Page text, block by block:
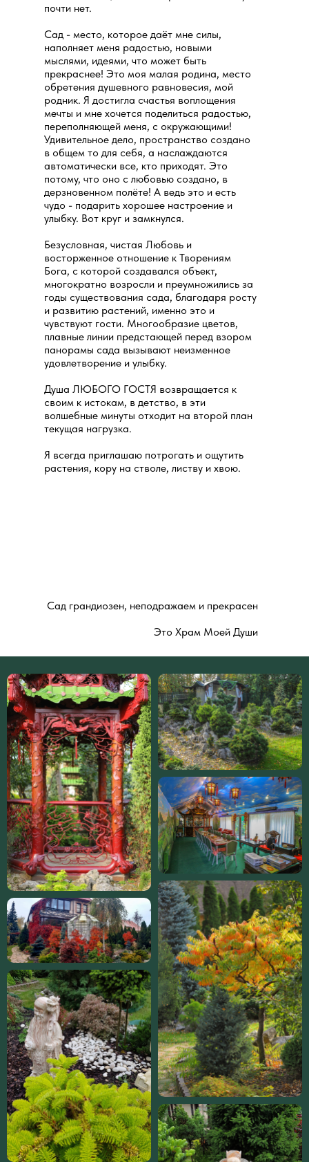
почти нет.
Сад - место, которое даёт мне силы,
наполняет меня радостью, новыми
мыслями, идеями, что может быть
прекраснее! Это моя малая родина, место
обретения душевного равновесия, мой
родник. Я достигла счастья воплощения
мечты и мне хочется поделиться радостью,
переполняющей меня, с окружающими!
Удивительное дело, пространство создано
в общем то для себя, а наслаждаются
автоматически все, кто приходят. Это
потому, что оно с любовью создано, в
дерзновенном полёте! А ведь это и есть
чудо - подарить хорошее настроение и
улыбку. Вот круг и замкнулся.
Безусловная, чистая Любовь и
восторженное отношение к Творениям
Бога, с которой создавался объект,
многократно возросли и преумножились за
годы существования сада, благодаря росту
и развитию растений, именно это и
чувствуют гости. Многообразие цветов,
плавные линии предстающей перед взором
панорамы сада вызывают неизменное
удовлетворение и улыбку.
Душа ЛЮБОГО ГОСТЯ возвращается к
своим к истокам, в детство, в эти
волшебные минуты отходит на второй план
текущая нагрузка.
Я всегда приглашаю потрогать и ощутить
растения, кору на стволе, листву и хвою.
Сад грандиозен, неподражаем и прекрасен
Это Храм Моей Души